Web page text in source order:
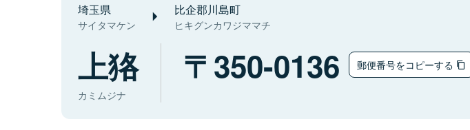
埼玉県
サイタマケン
比企郡川島町
ヒキグンカワジママチ
上狢
カミムジナ
350-0136 郵便番号をコピーする